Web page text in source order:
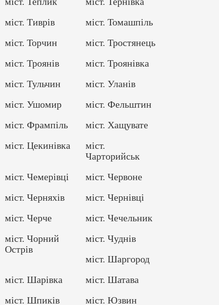
міст. Тиврів
міст. Томашпіль
міст. Торчин
міст. Тростянець
міст. Троянів
міст. Троянівка
міст. Тульчин
міст. Уланів
міст. Ушомир
міст. Фельштин
міст. Фрампіль
міст. Хащувате
міст. Цекинівка
міст.
Чарторийськ
міст. Чемерівці
міст. Червоне
міст. Черняхів
міст. Чернівці
міст. Черче
міст. Чечельник
міст. Чорний
Острів
міст. Чуднів
міст. Шаргород
міст. Шарівка
міст. Шатава
міст. Шпиків
міст. Юзвин